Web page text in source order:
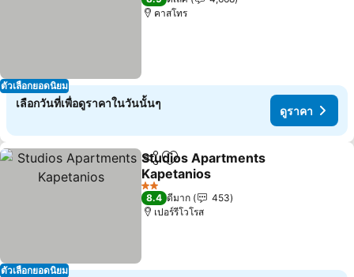
ตัวเลือกยอดนิยม
คาสโทร
เลือกวันที่เพื่อดูราคาในวันนั้นๆ
ดูราคา
ตัวเลือกยอดนิยม
แชร์ เพิ่มในรายการโปรด
Studios Apartments
Kapetanios
ดูราคา
2 ดาว
8.4 ดีมาก
453
เปอร์รีโวโรส